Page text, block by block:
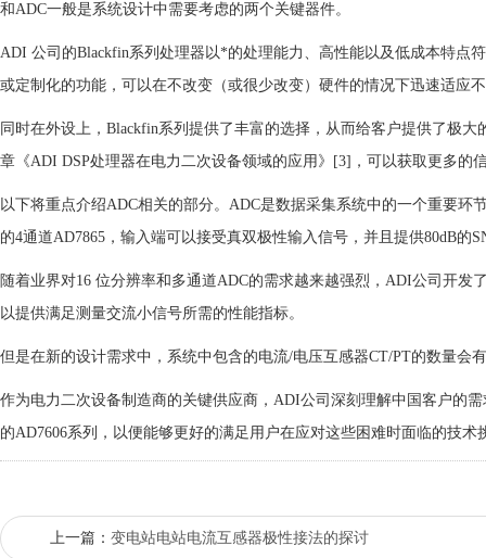
和ADC一般是系统设计中需要考虑的两个关键器件。
ADI 公司的Blackfin系列处理器以*的处理能力、高性能以及低成本特点
或定制化的功能，可以在不改变（或很少改变）硬件的情况下迅速适应
同时在外设上，Blackfin系列提供了丰富的选择，从而给客户提供了极
章《ADI DSP处理器在电力二次设备领域的应用》[3]，可以获取更多的
以下将重点介绍ADC相关的部分。ADC是数据采集系统中的一个重要
的4通道AD7865，输入端可以接受真双极性输入信号，并且提供80dB的
随着业界对16 位分辨率和多通道ADC的需求越来越强烈，ADI公司开发
以提供满足测量交流小信号所需的性能指标。
但是在新的设计需求中，系统中包含的电流/电压互感器CT/PT的数量会
作为电力二次设备制造商的关键供应商，ADI公司深刻理解中国客户的
的AD7606系列，以便能够更好的满足用户在应对这些困难时面临的技术
上一篇： 变电站电站电流互感器极性接法的探讨